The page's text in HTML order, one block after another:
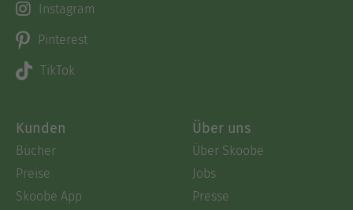
Instagram
Pinterest
TikTok
Kunden
Bücher
Preise
Skoobe App
Über uns
Über Skoobe
Jobs
Presse